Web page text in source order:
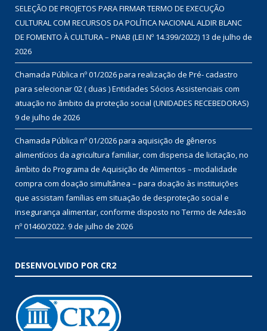
SELEÇÃO DE PROJETOS PARA FIRMAR TERMO DE EXECUÇÃO
CULTURAL COM RECURSOS DA POLÍTICA NACIONAL ALDIR BLANC
DE FOMENTO À CULTURA – PNAB (LEI Nº 14.399/2022) 13 de julho de
2026
Chamada Pública nº 01/2026 para realização de Pré- cadastro
para selecionar 02 ( duas ) Entidades Sócios Assistenciais com
atuação no âmbito da proteção social (UNIDADES RECEBEDORAS)
9 de julho de 2026
Chamada Pública nº 01/2026 para aquisição de gêneros
alimentícios da agricultura familiar, com dispensa de licitação, no
âmbito do Programa de Aquisição de Alimentos – modalidade
compra com doação simultânea – para doação às instituições
que assistam famílias em situação de desproteção social e
insegurança alimentar, conforme disposto no Termo de Adesão
nº 01460/2022. 9 de julho de 2026
DESENVOLVIDO POR CR2